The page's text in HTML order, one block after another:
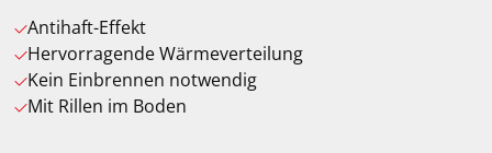
Antihaft-Effekt
Hervorragende Wärmeverteilung
Kein Einbrennen notwendig
Mit Rillen im Boden